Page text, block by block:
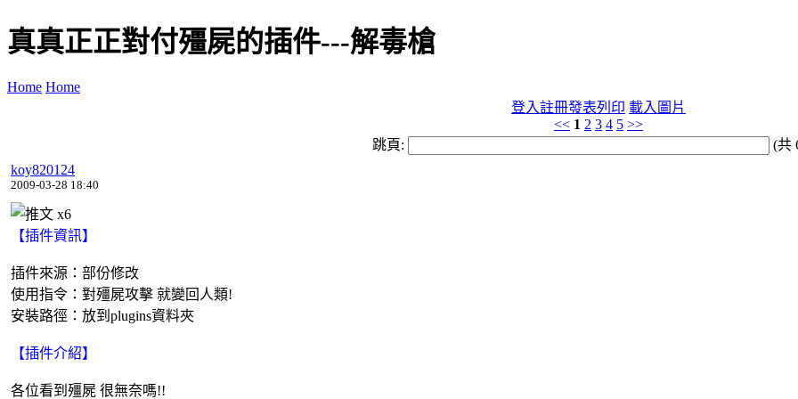
真真正正對付殭屍的插件---解毒槍
Home Home
登入註冊發表列印 載入圖片
<< 1 2 3 4 5 >>
跳頁:
(共
koy820124
2009-03-28 18:40
x6
【插件資訊】
插件來源：部份修改
使用指令：對殭屍攻擊 就變回人類!
安裝路徑：放到plugins資料夾
【插件介紹】
各位看到殭屍 很無奈嗎!!